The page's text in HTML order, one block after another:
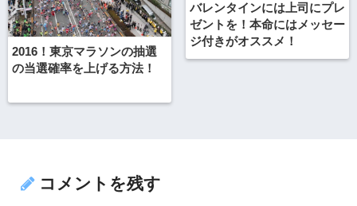
2016！東京マラソンの抽選
の当選確率を上げる方法！
バレンタインには上司にプレ
ゼントを！本命にはメッセー
ジ付きがオススメ！
コメントを残す